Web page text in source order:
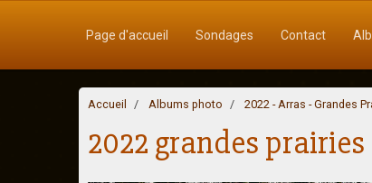
Page d'accueil Sondages Contact
Accueil Albums photo 2022 - Arras - Grandes
2022 grandes prairies